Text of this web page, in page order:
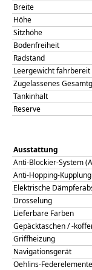
Breite
Höhe
Sitzhöhe
Bodenfreiheit
Radstand
Leergewicht fahrbereit
Zugelassenes
Tankinhalt
Reserve
Ausstattung
Anti-Blockier-System
Anti-Hopping-Kupplung
Elektrische
Drosselung
Lieferbare Farben
Gepäcktaschen / -
Griffheizung
Navigationsgerät
Oehlins-Federelemente